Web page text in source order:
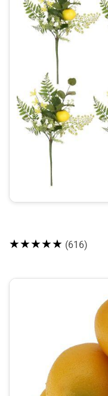
★★★★★ (616)